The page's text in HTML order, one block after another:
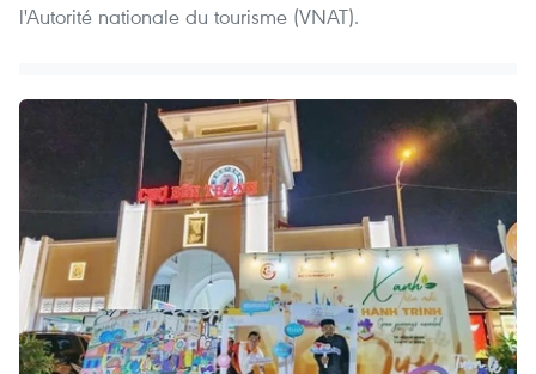
l'Autorité nationale du tourisme (VNAT).